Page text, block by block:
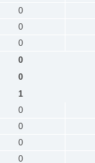
0
0
0
0
0
1
0
0
0
0